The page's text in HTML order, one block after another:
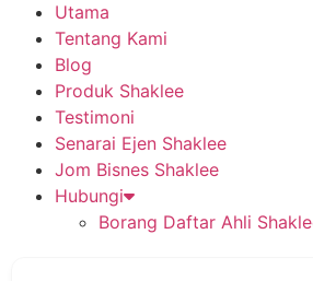
Utama
Tentang Kami
Blog
Produk Shaklee
Testimoni
Senarai Ejen Shaklee
Jom Bisnes Shaklee
Hubungi
Borang Daftar Ahli